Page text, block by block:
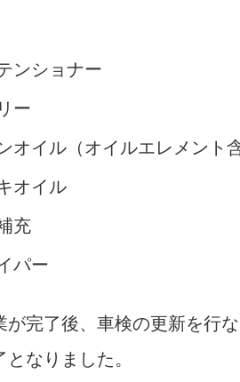
ンショナー
ー
オイル（オイルエレメント含
オイル
充
パー
が完了後、車検の更新を行
なりました。